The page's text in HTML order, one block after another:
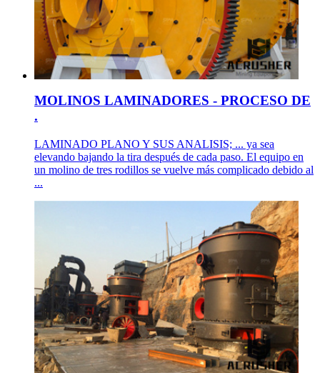
MOLINOS LAMINADORES - PROCESO DE
.
LAMINADO PLANO Y SUS ANALISIS; ... ya sea
elevando bajando la tira después de cada paso. El equipo en
un molino de tres rodillos se vuelve más complicado debido al
...